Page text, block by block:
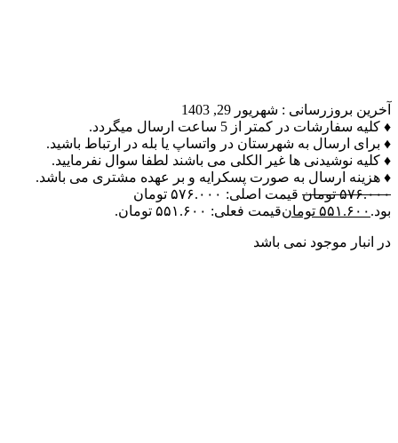
آخرین بروزرسانی : شهریور 29, 1403
♦ کلیه سفارشات در کمتر از 5 ساعت ارسال میگردد.
♦ برای ارسال به شهرستان در واتساپ یا بله در ارتباط باشید.
♦ کلیه نوشیدنی ها غیر الکلی می باشند لطفا سوال نفرمایید.
♦ هزینه ارسال به صورت پسکرایه و بر عهده مشتری می باشد.
۵۷۶.۰۰۰ تومان
قیمت اصلی: ۵۷۶.۰۰۰ تومان
بود. ۵۵۱.۶۰۰ تومانقیمت فعلی: ۵۵۱.۶۰۰ تومان.
در انبار موجود نمی باشد